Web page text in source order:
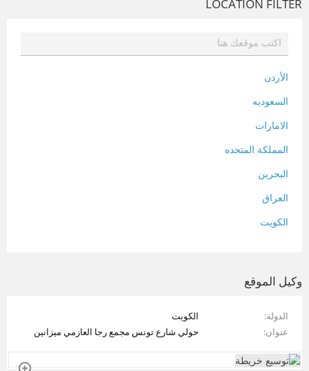
LOCATION FILTER
الأردن
السعوديه
الامارات
المملكة المتحده
البحرين
العراق
الكويت
فلسطين
سوريا
وكيل الموقع
الدولة
الكويت
عنوان
حولي شارع تونس مجمع رجا العازمي ميزانين